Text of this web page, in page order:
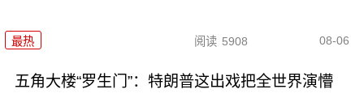
最热 阅读 5908 08-06
五角大楼“罗生门”：特朗普这出戏把全世界演懵